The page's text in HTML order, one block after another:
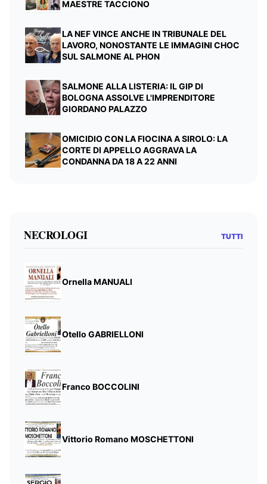
MAESTRE TACCIONO
LA NEF VINCE ANCHE IN TRIBUNALE DEL
LAVORO, NONOSTANTE LE IMMAGINI CHOC
SUL SALMONE AL PHON
SALMONE ALLA LISTERIA: IL GIP DI
BOLOGNA ASSOLVE L'IMPRENDITORE
GIORDANO PALAZZO
OMICIDIO CON LA FIOCINA A SIROLO: LA
CORTE DI APPELLO AGGRAVA LA
CONDANNA DA 18 A 22 ANNI
NECROLOGI TUTTI
Ornella MANUALI
Otello GABRIELLONI
Franco BOCCOLINI
Vittorio Romano MOSCHETTONI